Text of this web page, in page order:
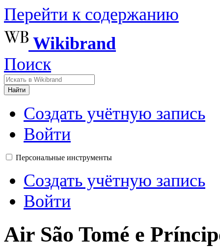
Перейти к содержанию
Wikibrand
Поиск
Найти
Создать учётную запись
Войти
Персональные инструменты
Создать учётную запись
Войти
Air São Tomé e